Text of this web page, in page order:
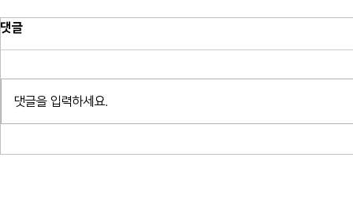
댓글
댓글을 입력하세요.